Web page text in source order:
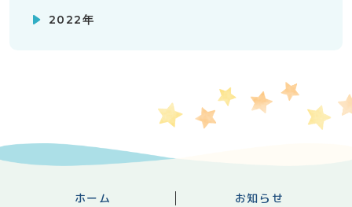
2022年
ホーム
お知らせ